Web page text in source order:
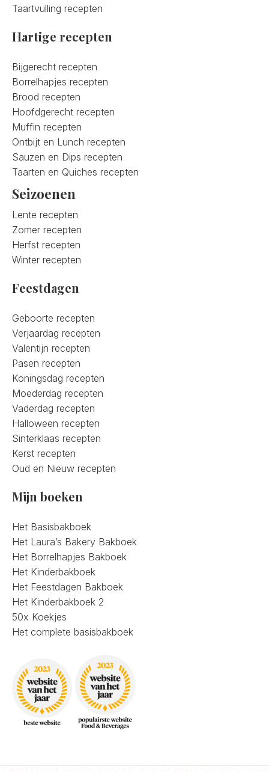
Taartvulling recepten
Hartige recepten
Bijgerecht recepten
Borrelhapjes recepten
Brood recepten
Hoofdgerecht recepten
Muffin recepten
Ontbijt en Lunch recepten
Sauzen en Dips recepten
Taarten en Quiches recepten
Seizoenen
Lente recepten
Zomer recepten
Herfst recepten
Winter recepten
Feestdagen
Geboorte recepten
Verjaardag recepten
Valentijn recepten
Pasen recepten
Koningsdag recepten
Moederdag recepten
Vaderdag recepten
Halloween recepten
Sinterklaas recepten
Kerst recepten
Oud en Nieuw recepten
Mijn boeken
Het Basisbakboek
Het Laura’s Bakery Bakboek
Het Borrelhapjes Bakboek
Het Kinderbakboek
Het Feestdagen Bakboek
Het Kinderbakboek 2
50x Koekjes
Het complete basisbakboek